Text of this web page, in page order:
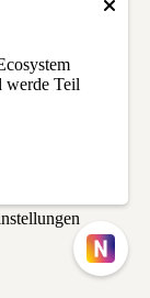
werde Teil